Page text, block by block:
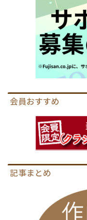
会員おすすめ
記事まとめ